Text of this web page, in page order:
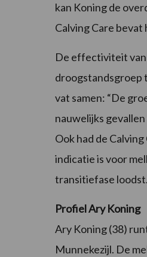
kan Koning de
Calving Care
De effectiviteit van
droogstandsgroep
vat samen: “De
nauwelijks
Ook had de
indicatie is voor
transitiefase
Profiel Ary Koning
Ary Koning (38)
Munnekezijl. De